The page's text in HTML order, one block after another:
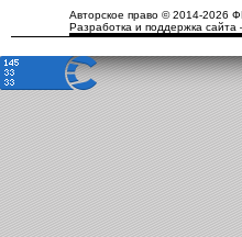
Авторское право © 2014-2026
Разработка и поддержка